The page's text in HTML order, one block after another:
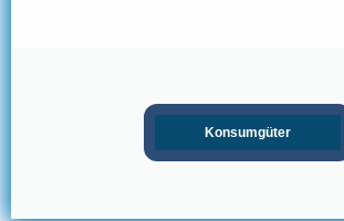
Konsumgüter